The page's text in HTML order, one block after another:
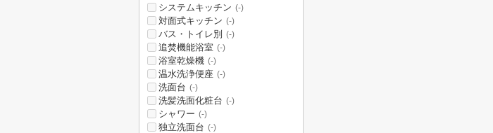
システムキッチン (-)
対面式キッチン (-)
バス・トイレ別 (-)
追焚機能浴室 (-)
浴室乾燥機 (-)
温水洗浄便座 (-)
洗面台 (-)
洗髪洗面化粧台 (-)
シャワー (-)
独立洗面台 (-)